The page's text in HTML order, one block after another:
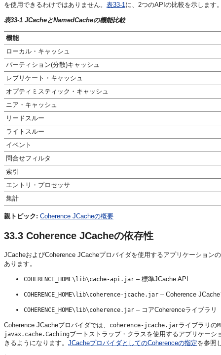
を使用できるわけではありません。 表33-1に、2つのAPIの比較を示します
表33-1 JCacheとNamedCacheの機能比較
機能
ローカル・キャッシュ
パーティション(分散)キャッシュ
レプリケート・キャッシュ
オプティミスティック・キャッシュ
ニア・キャッシュ
リードスルー
ライトスルー
イベント
問合せフィルタ
索引
エントリ・プロセッサ
集計
親トピック: Coherence JCacheの概要
33.3 Coherence JCacheの依存性
JCacheおよびCoherence JCacheプロバイダを使用するアプリケーション
あります。
COHERENCE_HOME\lib\cache-api.jar – 標準JCache API
COHERENCE_HOME\lib\coherence-jcache.jar – Coherence
COHERENCE_HOME\lib\coherence.jar – コアCoherenceライブラリ
Coherence JCacheプロバイダでは、 coherence-jcache.jarライブラリの
javax.cache.Cachingブートストラップ・クラスを使用するアプリケー
きるようになります。 JCacheプロバイダとしてのCoherenceの指定を参照